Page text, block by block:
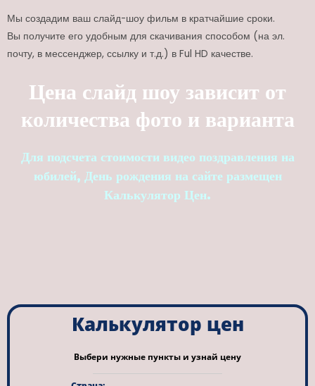
Мы создадим ваш слайд-шоу фильм в кратчайшие сроки.
Вы получите его удобным для скачивания способом (на эл.
почту, в мессенджер, ссылку и т.д.) в Ful HD качестве.
Цена слайд шоу зависит от
количества фото и варианта
Для подсчета стоимости видео поздравления на
юбилей, День рождения на сайте размещен
Калькулятор Цен.
Калькулятор цен
Выбери нужные пункты и узнай цену